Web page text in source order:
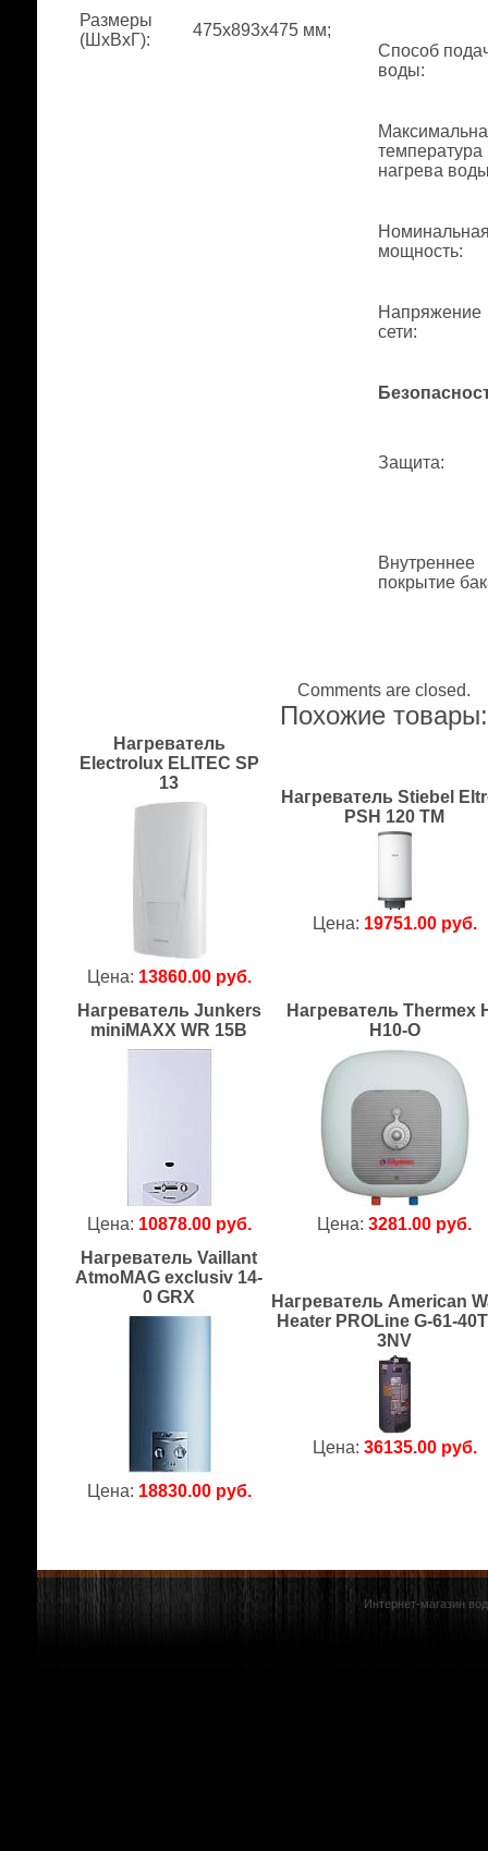
Размеры
(ШхВхГ):
475x893x475 мм;
Способ
воды:
температура
нагрева
мощность:
Напряжение
сети:
Защита:
Внутреннее
покрытие
Comments are closed.
Похожие товары:
Нагреватель
Electrolux ELITEC SP
13
Цена: 13860.00 руб.
Нагреватель Stiebel
PSH 120 TM
Цена: 19751.00 руб.
Нагреватель Junkers
miniMAXX WR 15B
Цена: 10878.00 руб.
Нагреватель Thermex
H10-O
Цена:3281.00 руб.
Нагреватель Vaillant
AtmoMAG exclusiv 14-
0 GRX
Цена: 18830.00 руб.
Нагреватель American
Heater PROLine G-61-
3NV
Цена: 36135.00 руб.
Интернет-магазин